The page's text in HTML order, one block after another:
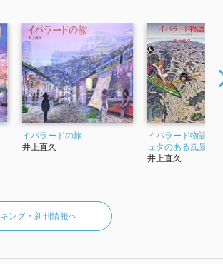
イバラードの旅
井上直久
イバラード物語 ラピ
ュタのある風景
井上直久
ング・新刊情報へ